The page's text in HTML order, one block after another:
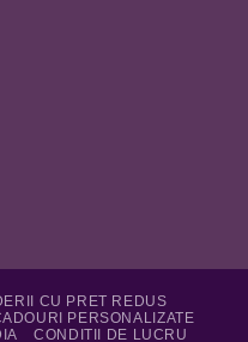
CU PRET REDUS
PERSONALIZATE
CONDITII DE LUCRU